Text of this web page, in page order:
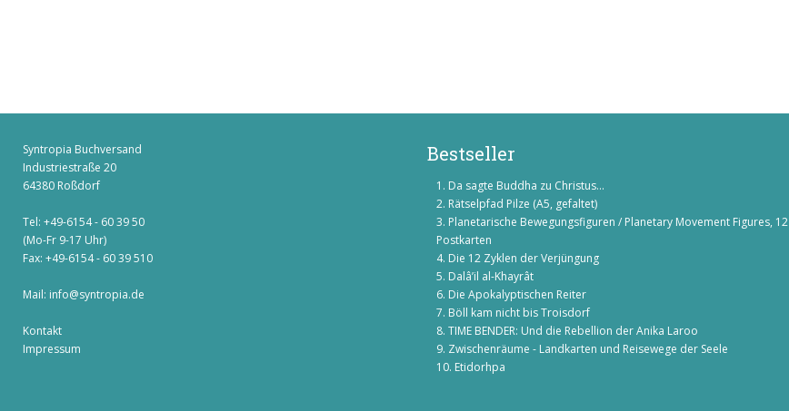
Syntropia Buchversand
Industriestraße 20
64380 Roßdorf
Tel: +49-6154 - 60 39 50
(Mo-Fr 9-17 Uhr)
Fax: +49-6154 - 60 39 510
Mail: info@syntropia.de
Kontakt
Impressum
Bestseller
Da sagte Buddha zu Christus...
Rätselpfad Pilze (A5, gefaltet)
Planetarische Bewegungsfiguren / Planetary Movement Figures, 12
Postkarten
Die 12 Zyklen der Verjüngung
Dalâ’il al-Khayrât
Die Apokalyptischen Reiter
Böll kam nicht bis Troisdorf
TIME BENDER: Und die Rebellion der Anika Laroo
Zwischenräume - Landkarten und Reisewege der Seele
Etidorhpa